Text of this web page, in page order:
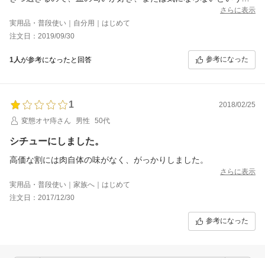
さらに表示
実用品・普段使い｜自分用｜はじめて
注文日：2019/09/30
1人が参考になったと回答 参考になった
1
2018/02/25
変態オヤ痔さん
男性 50代
シチューにしました。
高価な割には肉自体の味がなく、がっかりしました。
さらに表示
実用品・普段使い｜家族へ｜はじめて
注文日：2017/12/30
参考になった